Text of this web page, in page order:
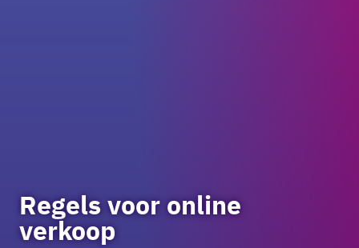
Regels voor online
verkoop